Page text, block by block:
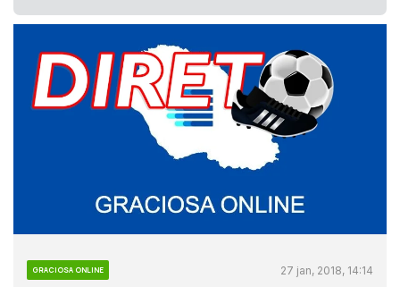
GRACIOSA ONLINE 27 jan, 2018, 14:14